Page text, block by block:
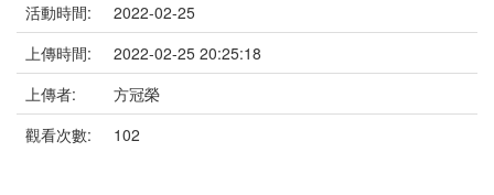
活動時間:
2022-02-25
上傳時間:
2022-02-25 20:25:18
上傳者:
方冠榮
觀看次數:
102